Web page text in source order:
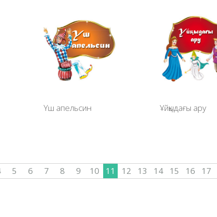
Үш апельсин Ұйқыдағы ару
5 6 7 8 9 10 11 12 13 14 15 16 17